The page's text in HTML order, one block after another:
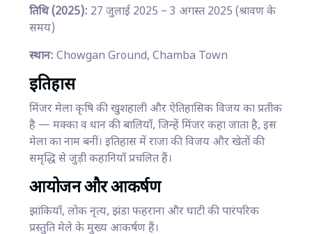
तिथि (2025): 27 जुलाई 2025 – 3 अगस्त 2025 (श्रावण के
समय)
स्थान: Chowgan Ground, Chamba Town
इतिहास
मिंजर मेला कृषि की खुशहाली और ऐतिहासिक विजय का प्रतीक
है — मक्का व धान की बालियाँ, जिन्हें मिंजर कहा जाता है, इस
मेला का नाम बनीं। इतिहास में राजा की विजय और खेतों की
समृद्धि से जुड़ी कहानियाँ प्रचलित हैं।
आयोजन और आकर्षण
झांकियाँ, लोक नृत्य, झंडा फहराना और घाटी की पारंपरिक
प्रस्तुति मेले के मुख्य आकर्षण हैं।